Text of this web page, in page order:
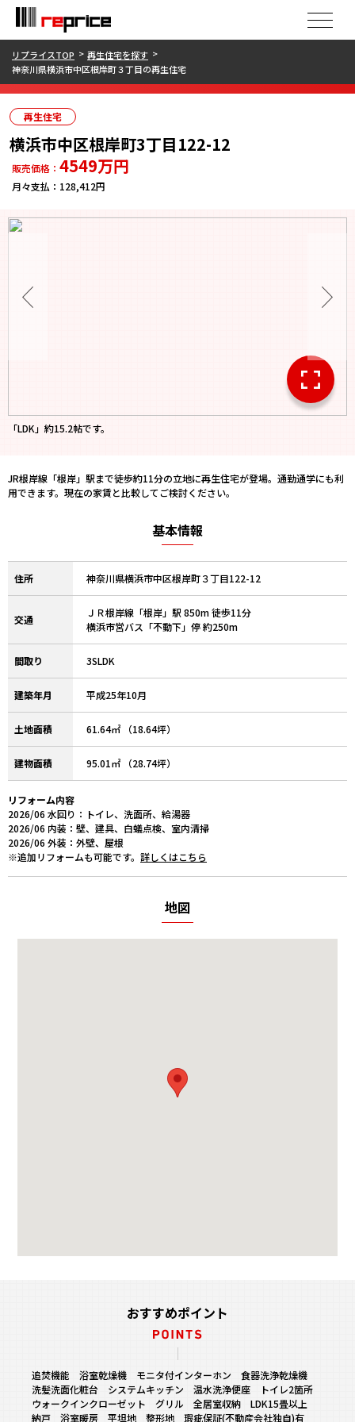
リプライスTOP
再生住宅を探す
神奈川県横浜市中区根岸町３丁目の再生住宅
再生住宅
横浜市中区根岸町3丁目122-12
販売価格： 4549万円
月々支払： 128,412円
地図
「LDK」約15.2帖です。
JR根岸線「根岸」駅まで徒歩約11分の立地に再生住宅が登場。通勤通学にも利
用できます。現在の家賃と比較してご検討ください。
基本情報
住所 神奈川県横浜市中区根岸町３丁目122-12
交通
ＪＲ根岸線「根岸」駅 850m 徒歩11分
横浜市営バス「不動下」停 約250m
間取り 3SLDK
建築年月 平成25年10月
土地面積 61.64㎡ （18.64坪）
建物面積 95.01㎡ （28.74坪）
リフォーム内容
2026/06 水回り：トイレ、洗面所、給湯器
2026/06 内装：壁、建具、白蟻点検、室内清掃
2026/06 外装：外壁、屋根
※追加リフォームも可能です。 詳しくはこちら
おすすめポイント
追焚機能 浴室乾燥機 モニタ付インターホン 食器洗浄乾燥機
洗髪洗面化粧台 システムキッチン 温水洗浄便座 トイレ2箇所
ウォークインクローゼット グリル 全居室収納 LDK15畳以上
納戸 浴室暖房 平坦地 整形地 瑕疵保証(不動産会社独自)有